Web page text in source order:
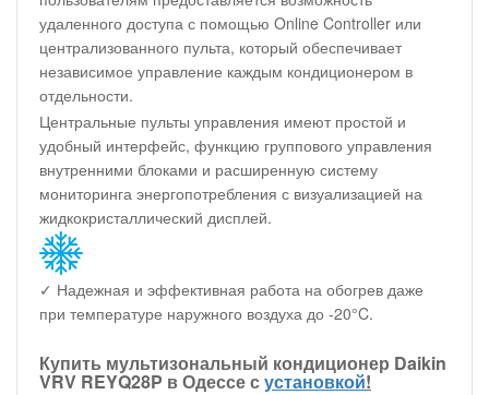
удаленного доступа с помощью Online Controller или
централизованного пульта, который обеспечивает
независимое управление каждым кондиционером в
отдельности.
Центральные пульты управления имеют простой и
удобный интерфейс, функцию группового управления
внутренними блоками и расширенную систему
мониторинга энергопотребления с визуализацией на
жидкокристаллический дисплей.
✓ Надежная и эффективная работа на обогрев даже
при температуре наружного воздуха до -20°C.
Купить мультизональный кондиционер Daikin
VRV REYQ28P в Одессе сустановкой!